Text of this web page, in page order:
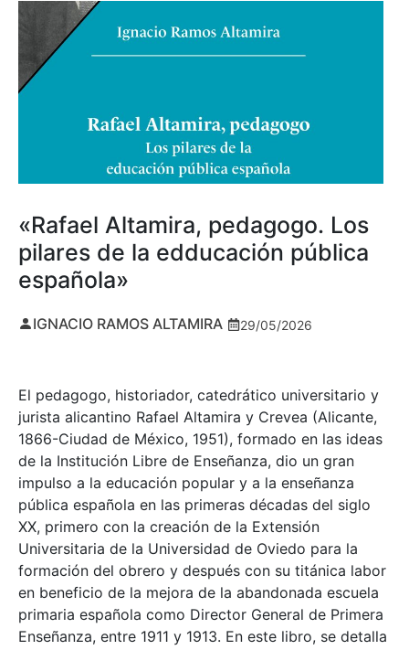
«Rafael Altamira, pedagogo. Los
pilares de la edducación pública
española»
IGNACIO RAMOS ALTAMIRA 29/05/2026
El pedagogo, historiador, catedrático universitario y
jurista alicantino Rafael Altamira y Crevea (Alicante,
1866-Ciudad de México, 1951), formado en las ideas
de la Institución Libre de Enseñanza, dio un gran
impulso a la educación popular y a la enseñanza
pública española en las primeras décadas del siglo
XX, primero con la creación de la Extensión
Universitaria de la Universidad de Oviedo para la
formación del obrero y después con su titánica labor
en beneficio de la mejora de la abandonada escuela
primaria española como Director General de Primera
Enseñanza, entre 1911 y 1913. En este libro, se detalla